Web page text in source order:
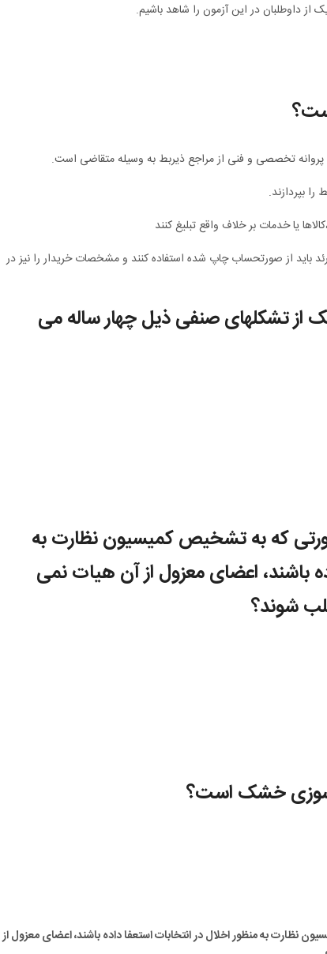
داوطلبان در این آزمون را شاهد باشیم.
باید از صورتحساب چاپ شده استفاده کنند و مشخصات خریدار را نیز در
از تشکلهای صنفی ذیل چهار ساله می
که به تشخیص کمیسیون نظارت به
باشند، اعضای معزول از آن هیات نمی
شوند؟
سوزی خشک است؟
به منظور اخلال در انتخابات استعفا داده باشند، اعضای معزول از